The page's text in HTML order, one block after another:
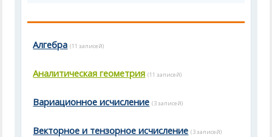
Алгебра (11 записей)
Аналитическая геометрия (11 записей)
Вариационное исчисление (3 записей)
Векторное и тензорное исчисление (3 записей)